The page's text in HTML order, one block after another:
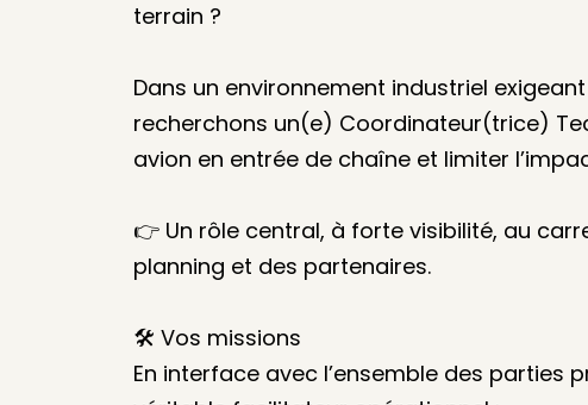
terrain ?
Dans un environnement industriel
recherchons un(e) Coordinateur(trice)
avion en entrée de chaîne et limiter
👉 Un rôle central, à forte visibilité, au
planning et des partenaires.
🛠️ Vos missions
En interface avec l’ensemble des parties